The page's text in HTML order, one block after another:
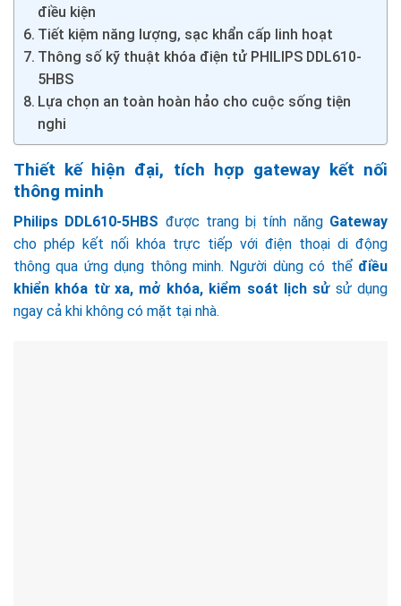
điều kiện
Tiết kiệm năng lượng, sạc khẩn cấp linh hoạt
Thông số kỹ thuật khóa điện tử PHILIPS DDL610-
5HBS
Lựa chọn an toàn hoàn hảo cho cuộc sống tiện
nghi
Thiết kế hiện đại, tích hợp gateway kết nối
thông minh
Philips DDL610-5HBS được trang bị tính năng Gateway
cho phép kết nối khóa trực tiếp với điện thoại di động
thông qua ứng dụng thông minh. Người dùng có thể điều
khiển khóa từ xa, mở khóa, kiểm soát lịch sử sử dụng
ngay cả khi không có mặt tại nhà.